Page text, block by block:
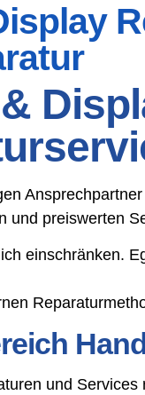
und preiswerten
einschränken.
und